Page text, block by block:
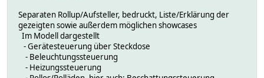
Separaten Rollup/Aufsteller, bedruckt, Liste/Erklärung der
gezeigten sowie außerdem möglichen showcases
Im Modell dargestellt
- Gerätesteuerung über Steckdose
- Beleuchtungssteuerung
- Heizungssteuerung